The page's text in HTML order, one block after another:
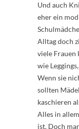
Und auch
eher ein
Alltag doch
viele Frauen
wie
Wenn sie
sollten
kaschieren
Alles in
ist. Doch